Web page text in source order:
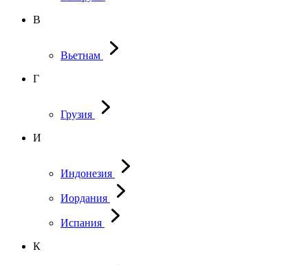
В
Вьетнам
Г
Грузия
И
Индонезия
Иордания
Испания
К